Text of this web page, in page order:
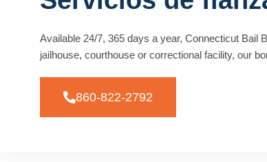
Available 24/7, 365 days a year, Connecticut Bail
jailhouse, courthouse or correctional facility, our
860-822-2792